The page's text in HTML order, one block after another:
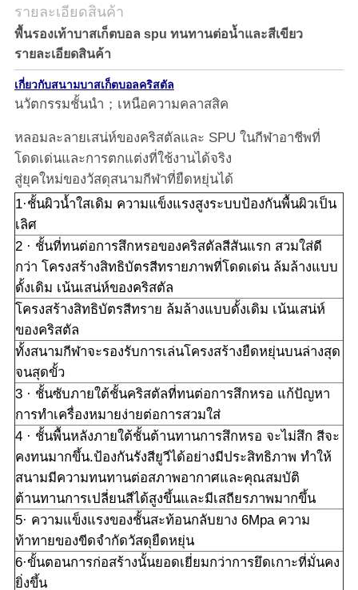
รายละเอียดสินค้า
พื้นรองเท้าบาสเก็ตบอล spu ทนทานต่อน้ำและสีเขียว
รายละเอียดสินค้า
เกี่ยวกับสนามบาสเก็ตบอลคริสตัล
นวัตกรรมชั้นนำ；เหนือความคลาสสิค
หลอมละลายเสน่ห์ของคริสตัลและ SPU ในกีฬาอาชีพที่
โดดเด่นและการตกแต่งที่ใช้งานได้จริง
สู่ยุคใหม่ของวัสดุสนามกีฬาที่ยืดหยุ่นได้
1·ชั้นผิวน้ำใสเดิม ความแข็งแรงสูงระบบป้องกันพื้นผิวเป็น
เลิศ
2 · ชั้นที่ทนต่อการสึกหรอของคริสตัลสีสันแรก สวมใส่ดี
กว่า โครงสร้างสิทธิบัตรสีทรายภาพที่โดดเด่น ล้มล้างแบบ
ดั้งเดิม เน้นเสน่ห์ของคริสตัล
โครงสร้างสิทธิบัตรสีทราย ล้มล้างแบบดั้งเดิม เน้นเสน่ห์
ของคริสตัล
ทั้งสนามกีฬาจะรองรับการเล่นโครงสร้างยืดหยุ่นบนล่างสุด
จนสุดขั้ว
3 · ชั้นซับภายใต้ชั้นคริสตัลที่ทนต่อการสึกหรอ แก้ปัญหา
การทำเครื่องหมายง่ายต่อการสวมใส่
4 · ชั้นพื้นหลังภายใต้ชั้นต้านทานการสึกหรอ จะไม่สึก สีจะ
คงทนมากขึ้น.ป้องกันรังสียูวีได้อย่างมีประสิทธิภาพ ทำให้
สนามมีความทนทานต่อสภาพอากาศและคุณสมบัติ
ต้านทานการเปลี่ยนสีได้สูงขึ้นและมีเสถียรภาพมากขึ้น
5· ความแข็งแรงของชั้นสะท้อนกลับยาง 6Mpa ความ
ท้าทายของขีดจำกัดวัสดุยืดหยุ่น
6·ขั้นตอนการก่อสร้างนั้นยอดเยี่ยมกว่าการยึดเกาะที่มั่นคง
ยิ่งขึ้น